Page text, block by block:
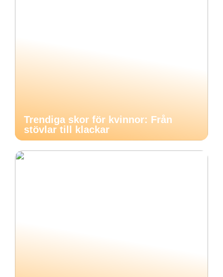
Trendiga skor för kvinnor: Från
stövlar till klackar